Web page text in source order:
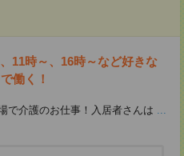
11時～、16時～など好きな
働く！
で介護のお仕事！入居者さんは ...